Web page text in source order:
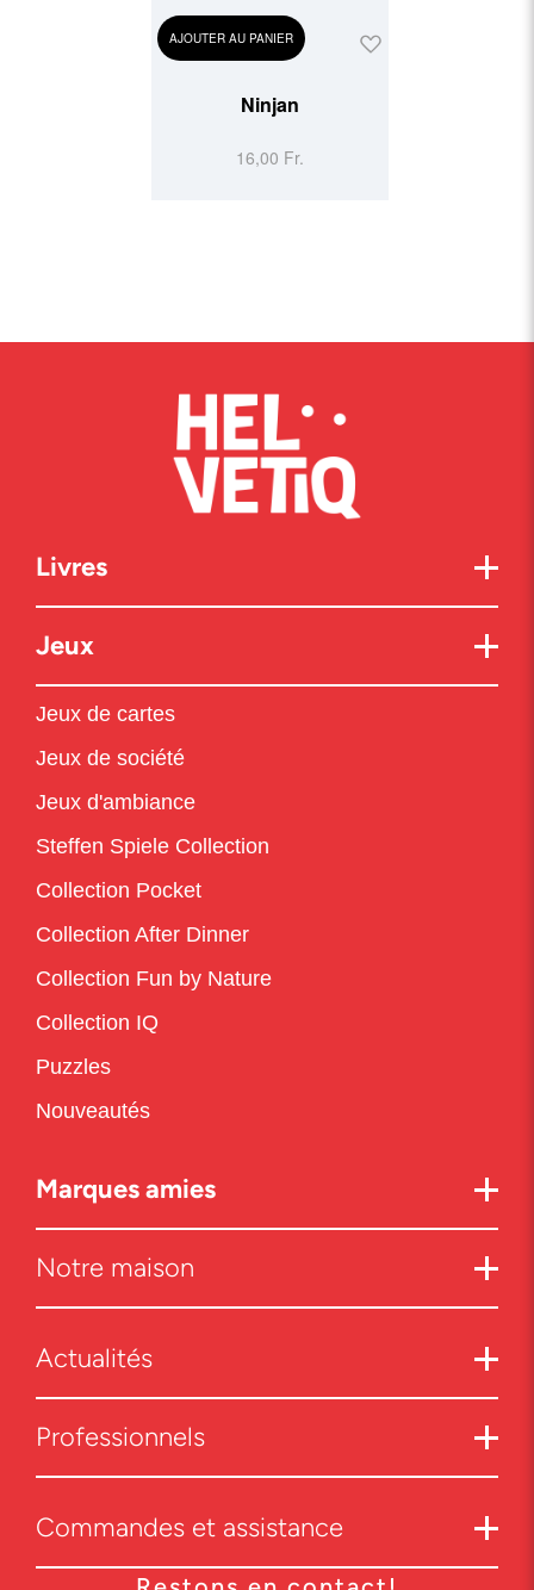
AJOUTER AU PANIER
Ninjan
16,00 Fr.
Livres
Jeux
Jeux de cartes
Jeux de société
Jeux d'ambiance
Steffen Spiele Collection
Collection Pocket
Collection After Dinner
Collection Fun by Nature
Collection IQ
Puzzles
Nouveautés
Marques amies
Notre maison
Actualités
Professionnels
Commandes et assistance